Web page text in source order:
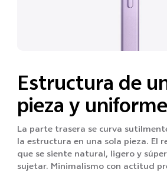
Estructura de
pieza y uniforme
La parte trasera se curva
la estructura en una sola pieza. El
que se siente natural, ligero y
sujetar. Minimalismo con actitud